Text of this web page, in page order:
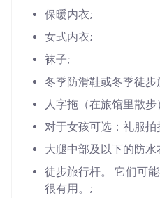
保暖内衣;
女式内衣;
袜子;
冬季防滑鞋或冬季徒步
人字拖（在旅馆里散步
对于女孩可选：礼服
大腿中部及以下的防水
徒步旅行杆。 它们可
很有用。;